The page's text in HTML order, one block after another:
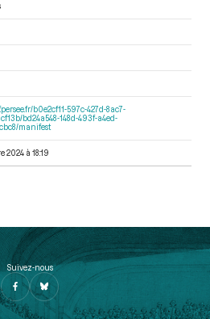
b0e2cf11-597c-427d-8ac7-
bd24a548-148d-493f-a4ed-
manifest
2024 à 18:19
Suivez-nous